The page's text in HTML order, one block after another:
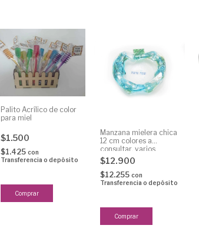
Palito Acrílico de color
para miel
$1.500
$1.425 con
Transferencia o depósito
Manzana mielera chica
12 cm colores a
consultar, varios
disponibles
$12.900
$12.255 con
Transferencia o depósito